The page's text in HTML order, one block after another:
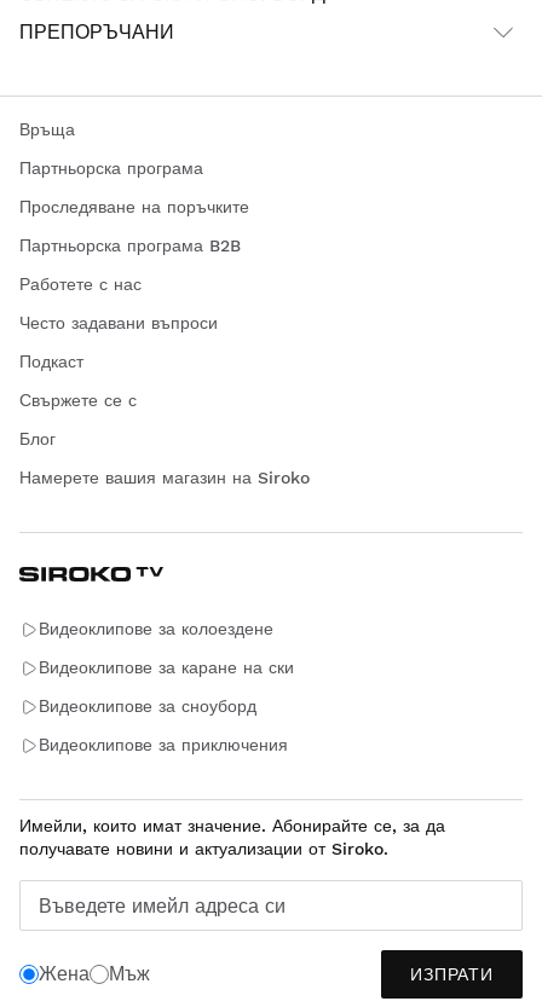
ПРЕПОРЪЧАНИ
Връща
Партньорска програма
Проследяване на поръчките
Партньорска програма B2B
Работете с нас
Често задавани въпроси
Подкаст
Свържете се с
Блог
Намерете вашия магазин на Siroko
Видеоклипове за колоездене
Видеоклипове за каране на ски
Видеоклипове за сноуборд
Видеоклипове за приключения
Имейли, които имат значение. Абонирайте се, за да
получавате новини и актуализации от Siroko.
Въведете имейл адреса си
Жена Мъж ИЗПРАТИ